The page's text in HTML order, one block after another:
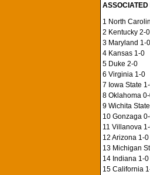
1 North
2 Kentucky 2-0
3 Maryland 1-0
4 Kansas 1-0
5 Duke 2-0
6 Virginia 1-0
7 Iowa State
8 Oklahoma
9 Wichita
10 Gonzaga
11 Villanova
12 Arizona 1-
13 Michigan
14 Indiana 1-
15 California